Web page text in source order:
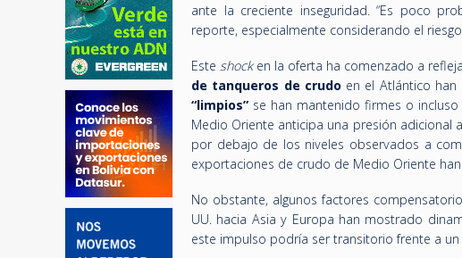
ante la creciente inseguridad. “Es poco
reporte, especialmente considerando el
Este shocken la oferta ha comenzado a
de tanqueros de crudoen el Atlántico han
“limpios” se han mantenido firmes o
Medio Oriente anticipa una presión adicional
por debajo de los niveles observados a
exportaciones de crudo de Medio Oriente
No obstante, algunos factores
UU. hacia Asia y Europa han mostrado
este impulso podría ser transitorio frente a